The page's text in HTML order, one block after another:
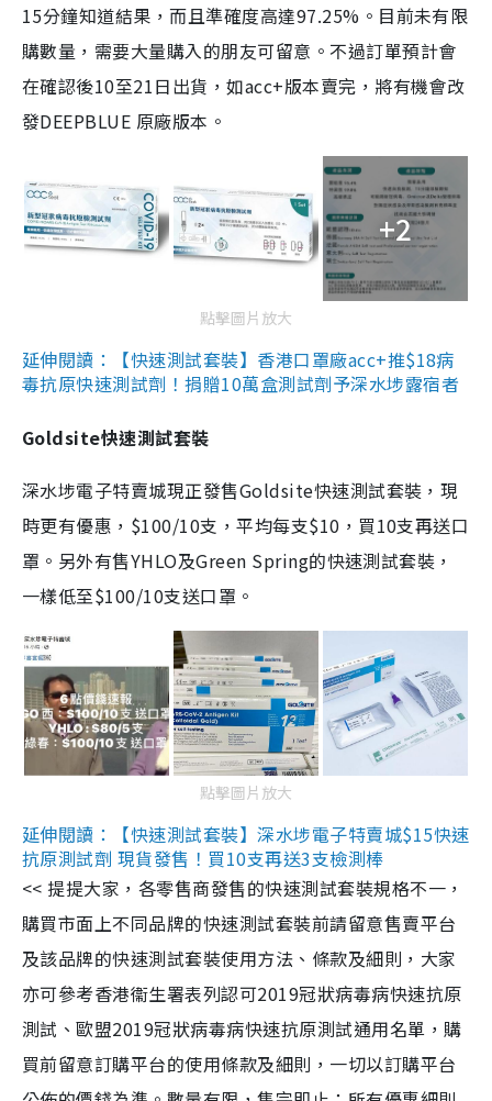
15分鐘知道結果，而且準確度高達97.25%。目前未有限
購數量，需要大量購入的朋友可留意。不過訂單預計會
在確認後10至21日出貨，如acc+版本賣完，將有機會改
發DEEPBLUE 原廠版本。
+2
點擊圖片放大
延伸閱讀：【快速測試套裝】香港口罩廠acc+推$18病
毒抗原快速測試劑！捐贈10萬盒測試劑予深水埗露宿者
Goldsite快速測試套裝
深水埗電子特賣城現正發售Goldsite快速測試套裝，現
時更有優惠，$100/10支，平均每支$10，買10支再送口
罩。另外有售YHLO及Green Spring的快速測試套裝，
一樣低至$100/10支送口罩。
點擊圖片放大
延伸閱讀：【快速測試套裝】深水埗電子特賣城$15快速
抗原測試劑 現貨發售！買10支再送3支檢測棒
<< 提提大家，各零售商發售的快速測試套裝規格不一，
購買市面上不同品牌的快速測試套裝前請留意售賣平台
及該品牌的快速測試套裝使用方法、條款及細則，大家
亦可參考香港衞生署表列認可2019冠狀病毒病快速抗原
測試、歐盟2019冠狀病毒病快速抗原測試通用名單，購
買前留意訂購平台的使用條款及細則，一切以訂購平台